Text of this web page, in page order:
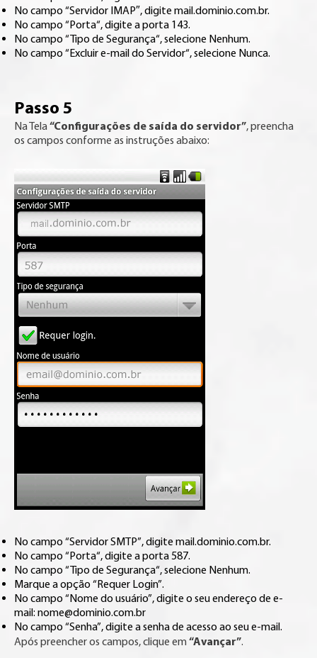
No campo “Servidor IMAP″, digite mail.dominio.com.br.
No campo “Porta“, digite a porta 143.
No campo “Tipo de Segurança“, selecione Nenhum.
No campo “Excluir e-mail do Servidor“, selecione Nunca.
Passo 5
Na Tela“Configurações de saída do servidor”, preencha
os campos conforme as instruções abaixo:
No campo “Servidor SMTP”, digite mail.dominio.com.br.
No campo “Porta“, digite a porta 587.
No campo “Tipo de Segurança“, selecione Nenhum.
Marque a opção “Requer Login”.
No campo “Nome do usuário”, digite o seu endereço de e-
mail: nome@dominio.com.br
No campo “Senha”, digite a senha de acesso ao seu e-mail.
Após preencher os campos, clique em “Avançar”.